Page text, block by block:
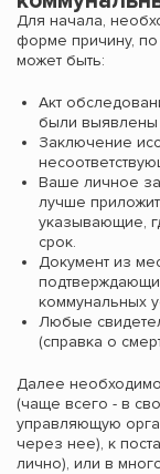
Для начала,
форме причину, по
может быть:
Акт
были выявлены
Заключение
Ваше личное
лучше
указывающие,
срок.
Документ из
коммунальных
Любые
(справка о
Далее
(чаще всего - в
управляющую
через нее), к
лично), или в